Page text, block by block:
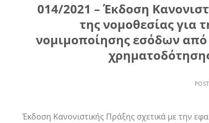
014/2021 – Έκδοση
της νομοθεσίας για
νομιμοποίησης εσόδων από
Έκδοση Κανονιστικής Πράξης σχετικά με την